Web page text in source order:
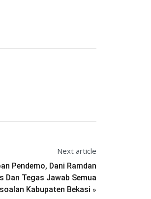
Next article
Pendemo, Dani Ramdan
Dan Tegas Jawab Semua
Kabupaten Bekasi »